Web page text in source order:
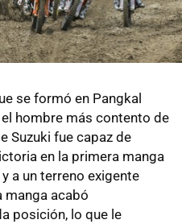
se formó en Pangkal
hombre más contento de
Suzuki fue capaz de
en la primera manga
a un terreno exigente
manga acabó
posición, lo que le